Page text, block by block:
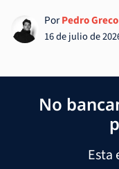
PorPedro Greco
16 de julio de
No
Esta